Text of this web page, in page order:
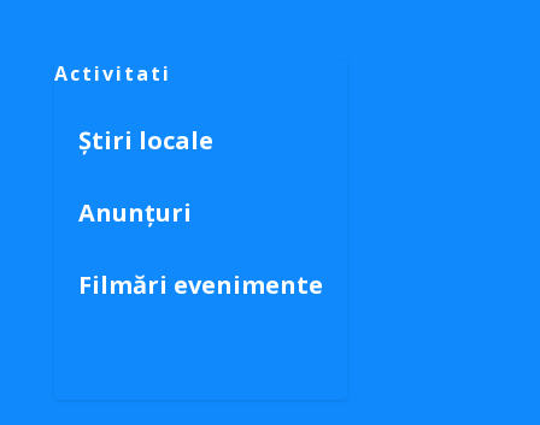
Activitati
Știri locale
Anunțuri
Filmări evenimente